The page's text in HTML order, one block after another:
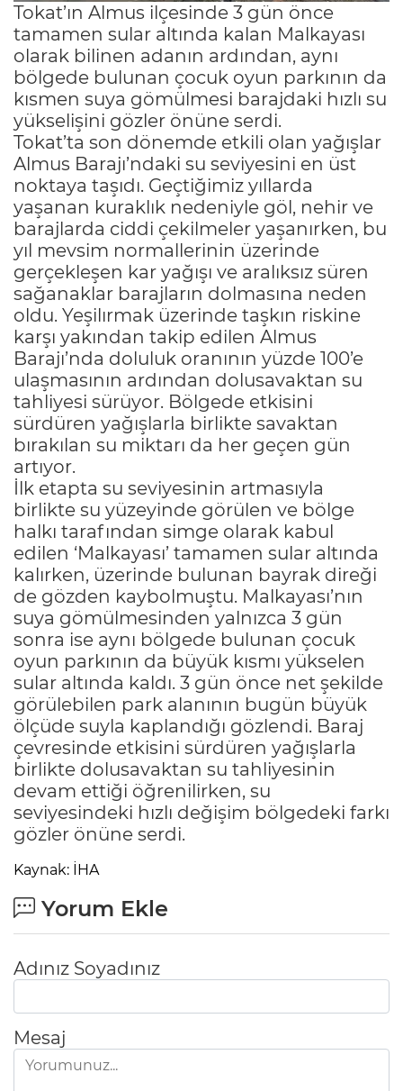
Tokat’ın Almus ilçesinde 3 gün önce
tamamen sular altında kalan Malkayası
olarak bilinen adanın ardından, aynı
bölgede bulunan çocuk oyun parkının da
kısmen suya gömülmesi barajdaki hızlı su
yükselişini gözler önüne serdi.
Tokat’ta son dönemde etkili olan yağışlar
Almus Barajı’ndaki su seviyesini en üst
noktaya taşıdı. Geçtiğimiz yıllarda
yaşanan kuraklık nedeniyle göl, nehir ve
barajlarda ciddi çekilmeler yaşanırken, bu
yıl mevsim normallerinin üzerinde
gerçekleşen kar yağışı ve aralıksız süren
sağanaklar barajların dolmasına neden
oldu. Yeşilırmak üzerinde taşkın riskine
karşı yakından takip edilen Almus
Barajı’nda doluluk oranının yüzde 100’e
ulaşmasının ardından dolusavaktan su
tahliyesi sürüyor. Bölgede etkisini
sürdüren yağışlarla birlikte savaktan
bırakılan su miktarı da her geçen gün
artıyor.
İlk etapta su seviyesinin artmasıyla
birlikte su yüzeyinde görülen ve bölge
halkı tarafından simge olarak kabul
edilen ‘Malkayası’ tamamen sular altında
kalırken, üzerinde bulunan bayrak direği
de gözden kaybolmuştu. Malkayası’nın
suya gömülmesinden yalnızca 3 gün
sonra ise aynı bölgede bulunan çocuk
oyun parkının da büyük kısmı yükselen
sular altında kaldı. 3 gün önce net şekilde
görülebilen park alanının bugün büyük
ölçüde suyla kaplandığı gözlendi. Baraj
çevresinde etkisini sürdüren yağışlarla
birlikte dolusavaktan su tahliyesinin
devam ettiği öğrenilirken, su
seviyesindeki hızlı değişim bölgedeki farkı
gözler önüne serdi.
Kaynak: İHA
Yorum Ekle
Adınız Soyadınız
Mesaj